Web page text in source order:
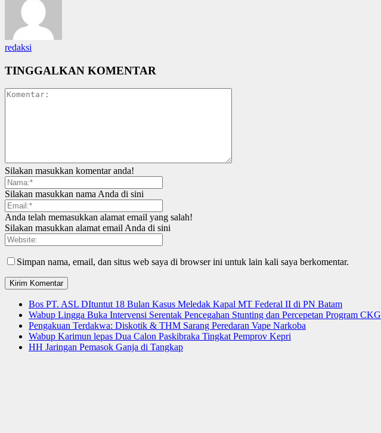
redaksi
TINGGALKAN KOMENTAR
Silakan masukkan komentar anda!
Silakan masukkan nama Anda di sini
Anda telah memasukkan alamat email yang salah!
Silakan masukkan alamat email Anda di sini
Simpan nama, email, dan situs web saya di browser ini untuk lain kali saya berkomentar.
Bos PT. ASL DItuntut 18 Bulan Kasus Meledak Kapal MT Federal II di PN Batam
Wabup Lingga Buka Intervensi Serentak Pencegahan Stunting dan Percepetan Program CKG
Pengakuan Terdakwa: Diskotik & THM Sarang Peredaran Vape Narkoba
Wabup Karimun lepas Dua Calon Paskibraka Tingkat Pemprov Kepri
HH Jaringan Pemasok Ganja di Tangkap